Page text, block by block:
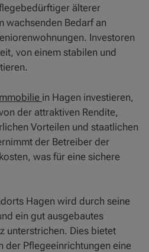
älterer
wachsenden Bedarf an
Investoren
von einem stabilen und
in Hagen investieren,
der attraktiven Rendite,
Vorteilen und staatlichen
der Betreiber der
was für eine sichere
Hagen wird durch seine
ein gut ausgebautes
unterstrichen. Dies bietet
der Pflegeeinrichtungen eine